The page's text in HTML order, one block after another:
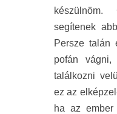
segítenek
Persze talán
pofán
találkozni
ez az
ha az ember